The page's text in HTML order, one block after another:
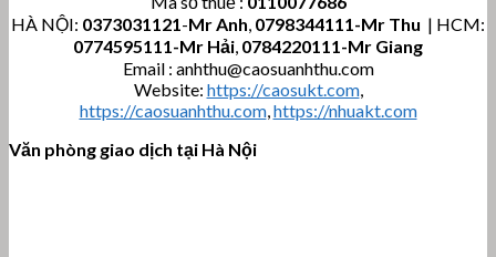
HÀ NỘI: 0373031121-Mr Anh, 0798344111-Mr Thu | HCM:
0774595111-Mr Hải, 0784220111-Mr Giang
Email : anhthu@caosuanhthu.com
Website: https://caosukt.com,
https://caosuanhthu.com,https://nhuakt.com
Văn phòng giao dịch tại Hà Nội